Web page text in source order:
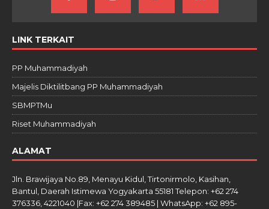
LINK TERKAIT
PP Muhammadiyah
Majelis Diktilitbang PP Muhammadiyah
SBMPTMu
Riset Muhammadiyah
ALAMAT
Jln. Brawijaya No.89, Menayu Kidul, Tirtonirmolo, Kasihan,
Bantul, Daerah Istimewa Yogyakarta 55181 Telepon: +62 274
376336, 4221040 |Fax: +62 274 389485 | WhatsApp: +62 895-